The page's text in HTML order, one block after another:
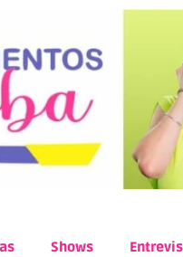
Shows